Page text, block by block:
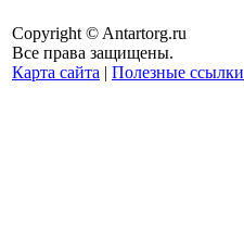
Copyright © Antartorg.ru
Все права защищены.
Карта сайта | Полезные ссылки